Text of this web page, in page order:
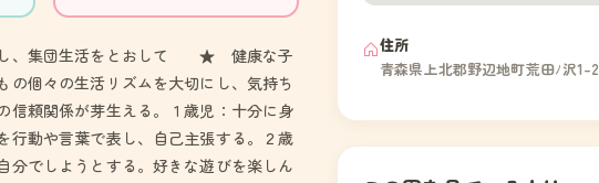
し、集団生活をとおして ★ 健康な子
々の生活リズムを大切にし、気持ち
頼関係が芽生える。１歳児：十分に身
行動や言葉で表し、自己主張する。２歳
分でしようとする。好きな遊びを楽しん
住所
青森県上北郡野辺地町荒田ﾉ沢1-2